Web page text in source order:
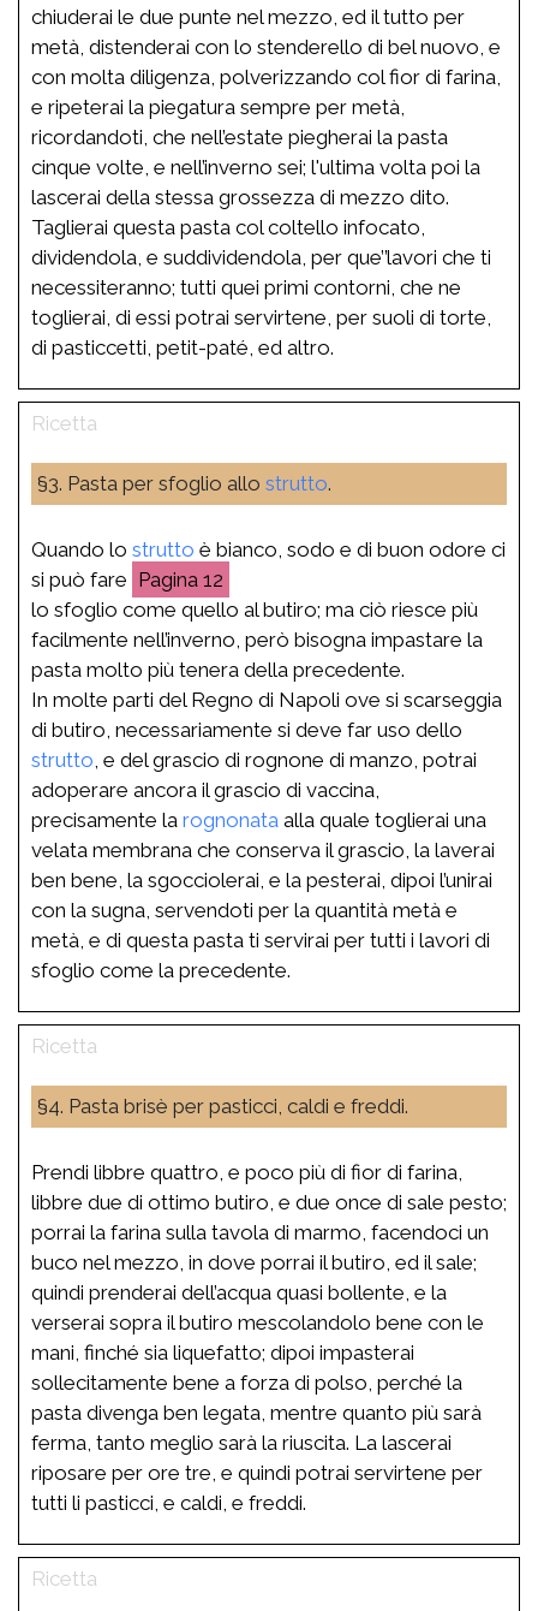
chiuderai le due punte nel mezzo, ed il tutto per
metà, distenderai con lo stenderello di bel nuovo, e
con molta diligenza, polverizzando col fior di farina,
e ripeterai la piegatura sempre per metà,
ricordandoti, che nell’estate piegherai la pasta
cinque volte, e nell’inverno sei; l'ultima volta poi la
lascerai della stessa grossezza di mezzo dito.
Taglierai questa pasta col coltello infocato,
dividendola, e suddividendola, per que’’lavori che ti
necessiteranno; tutti quei primi contorni, che ne
toglierai, di essi potrai servirtene, per suoli di torte,
di pasticcetti, petit-paté, ed altro.
§3. Pasta per sfoglio allo strutto.
Quando lo strutto è bianco, sodo e di buon odore ci
si può fare
12
lo sfoglio come quello al butiro; ma ciò riesce più
facilmente nell’inverno, però bisogna impastare la
pasta molto più tenera della precedente.
In molte parti del Regno di Napoli ove si scarseggia
di butiro, necessariamente si deve far uso dello
strutto , e del grascio di rognone di manzo, potrai
adoperare ancora il grascio di vaccina,
precisamente la rognonata alla quale toglierai una
velata membrana che conserva il grascio, la laverai
ben bene, la sgocciolerai, e la pesterai, dipoi l’unirai
con la sugna, servendoti per la quantità metà e
metà, e di questa pasta ti servirai per tutti i lavori di
sfoglio come la precedente.
§4. Pasta brisè per pasticci, caldi e freddi.
Prendi libbre quattro, e poco più di fior di farina,
libbre due di ottimo butiro, e due once di sale pesto;
porrai la farina sulla tavola di marmo, facendoci un
buco nel mezzo, in dove porrai il butiro, ed il sale;
quindi prenderai dell’acqua quasi bollente, e la
verserai sopra il butiro mescolandolo bene con le
mani, finché sia liquefatto; dipoi impasterai
sollecitamente bene a forza di polso, perché la
pasta divenga ben legata, mentre quanto più sarà
ferma, tanto meglio sarà la riuscita. La lascerai
riposare per ore tre, e quindi potrai servirtene per
tutti li pasticci, e caldi, e freddi.